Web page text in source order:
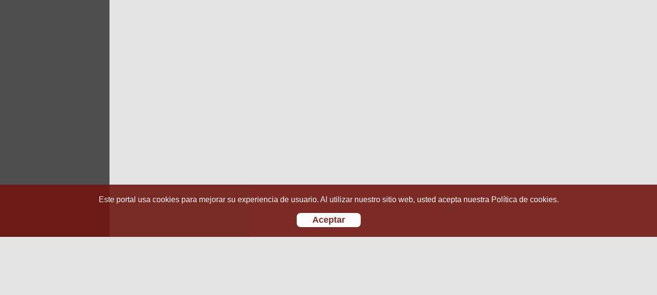
Este portal usa cookies para mejorar su experiencia de usuario. Al utilizar nuestro sitio web, usted acepta nuestra Política de cookies.
Aceptar